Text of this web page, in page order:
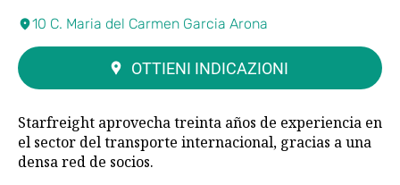
10 C. Maria del Carmen Garcia Arona
OTTIENI INDICAZIONI
Starfreight aprovecha treinta años de experiencia en
el sector del transporte internacional, gracias a una
densa red de socios.